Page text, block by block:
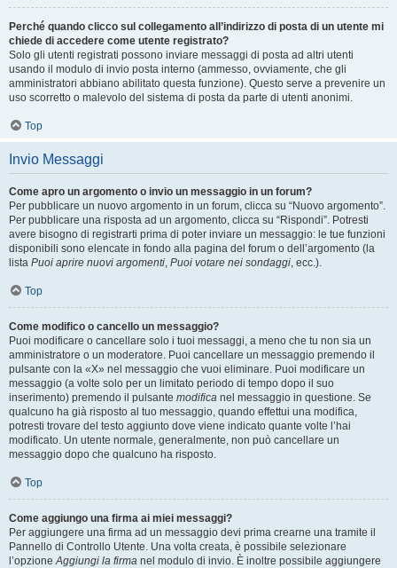
Perché quando clicco sul collegamento all’indirizzo di posta di un utente mi
chiede di accedere come utente registrato?
Solo gli utenti registrati possono inviare messaggi di posta ad altri utenti
usando il modulo di invio posta interno (ammesso, ovviamente, che gli
amministratori abbiano abilitato questa funzione). Questo serve a prevenire un
uso scorretto o malevolo del sistema di posta da parte di utenti anonimi.
Top
Invio Messaggi
Come apro un argomento o invio un messaggio in un forum?
Per pubblicare un nuovo argomento in un forum, clicca su “Nuovo argomento”.
Per pubblicare una risposta ad un argomento, clicca su “Rispondi”. Potresti
avere bisogno di registrarti prima di poter inviare un messaggio: le tue funzioni
disponibili sono elencate in fondo alla pagina del forum o dell’argomento (la
lista Puoi aprire nuovi argomenti, Puoi votare nei sondaggi, ecc.).
Top
Come modifico o cancello un messaggio?
Puoi modificare o cancellare solo i tuoi messaggi, a meno che tu non sia un
amministratore o un moderatore. Puoi cancellare un messaggio premendo il
pulsante con la «X» nel messaggio che vuoi eliminare. Puoi modificare un
messaggio (a volte solo per un limitato periodo di tempo dopo il suo
inserimento) premendo il pulsante modifica nel messaggio in questione. Se
qualcuno ha già risposto al tuo messaggio, quando effettui una modifica,
potresti trovare del testo aggiunto dove viene indicato quante volte l’hai
modificato. Un utente normale, generalmente, non può cancellare un
messaggio dopo che qualcuno ha risposto.
Top
Come aggiungo una firma ai miei messaggi?
Per aggiungere una firma ad un messaggio devi prima crearne una tramite il
Pannello di Controllo Utente. Una volta creata, è possibile selezionare
l’opzioneAggiungi la firma nel modulo di invio. È inoltre possibile aggiungere